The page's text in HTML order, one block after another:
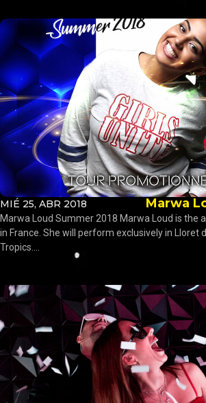
MIÉ 25, ABR 2018 Marwa
Marwa Loud Summer 2018 Marwa Loud is the
in France. She will perform exclusively in Lloret
Tropics....